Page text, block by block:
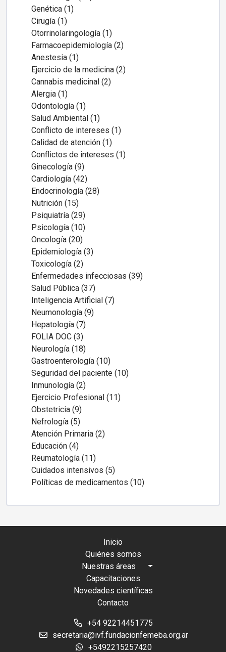
Genética (1)
Cirugía (1)
Otorrinolaringología (1)
Farmacoepidemiología (2)
Anestesia (1)
Ejercicio de la medicina (2)
Cannabis medicinal (2)
Alergia (1)
Odontología (1)
Salud Ambiental (1)
Conflicto de intereses (1)
Calidad de atención (1)
Conflictos de intereses (1)
Ginecología (9)
Cardiología (42)
Endocrinología (28)
Nutrición (15)
Psiquiatría (29)
Psicología (10)
Oncología (20)
Epidemiología (3)
Toxicología (2)
Enfermedades infecciosas (39)
Salud Pública (37)
Inteligencia Artificial (7)
Neumonología (9)
Hepatología (7)
FOLIA DOC (3)
Neurología (18)
Gastroenterología (10)
Seguridad del paciente (10)
Inmunología (2)
Ejercicio Profesional (11)
Obstetricia (9)
Nefrología (5)
Atención Primaria (2)
Educación (4)
Reumatología (11)
Cuidados intensivos (5)
Políticas de medicamentos (10)
Inicio
Quiénes somos
Nuestras áreas
Capacitaciones
Novedades científicas
Contacto
+54 92214451775
secretaria@ivf.fundacionfemeba.org.ar
+5492215257420